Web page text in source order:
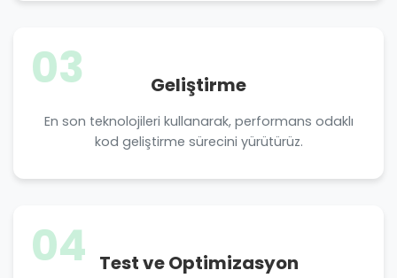
03 Geliştirme
En son teknolojileri kullanarak, performans odaklı
kod geliştirme sürecini yürütürüz.
04 Test ve Optimizasyon